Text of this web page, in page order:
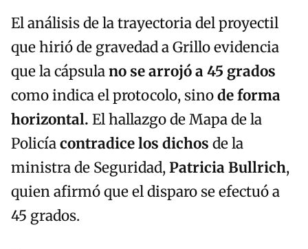
El análisis de la trayectoria del proyectil
que hirió de gravedad a Grillo evidencia
que la cápsulano se arrojó a 45 grados
como indica el protocolo, sinode forma
horizontal. El hallazgo de Mapa de la
Policíacontradice los dichos de la
ministra de Seguridad,Patricia Bullrich,
quien afirmó que el disparo se efectuó a
45 grados.